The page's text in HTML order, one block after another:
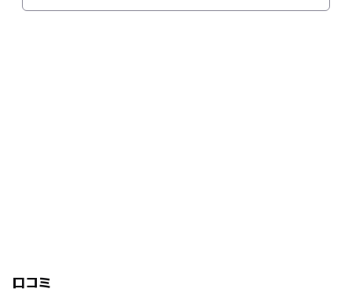
口コミ